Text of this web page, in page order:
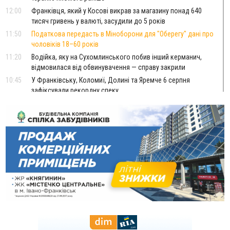
12:00
Франківця, який у Косові викрав за магазину понад 640
тисяч гривень у валюті, засудили до 5 років
11:50
Податкова передасть в Міноборони для "Оберегу" дані про
чоловіків 18–60 років
11:20
Водійка, яку на Сухомлинського побив інший керманич,
відмовилася від обвинувачення — справу закрили
10:45
У Франківську, Коломиї, Долині та Яремче 6 серпня
зафіксували рекордну спеку
Змушував надсилати інтимні фото: на Прикарпатті
затримали підозрюваного у розбещенні малолітньої
09:22
АМКУ розпочав справу проти Гвіздецької селищної ради
через різні ставки земельного податку
08:54
Синоптики попереджають про значний дощ на Прикарпатті
до кінця п'ятниці
08:45
Нафтогазову площу на межі Прикарпаття та Львівщини
повторно виставили на аукціон за 830 млн
У Польщі невідомі скоїли наругу над могилою УПА
Сили оборони уразила Ярославський НПЗ та кораблі